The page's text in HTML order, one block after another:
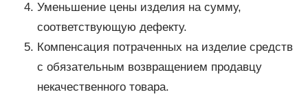
Уменьшение цены изделия на сумму,
соответствующую дефекту.
Компенсация потраченных на изделие средств
с обязательным возвращением продавцу
некачественного товара.